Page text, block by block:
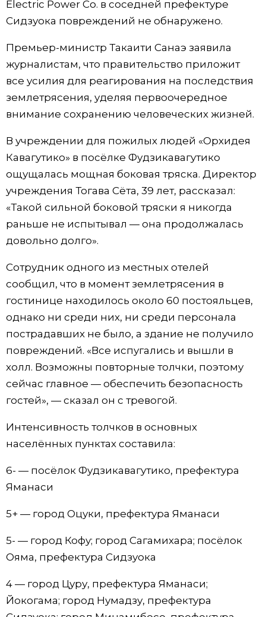
Electric Power Co. в соседней префектуре
Сидзуока повреждений не обнаружено.
Премьер-министр Такаити Санаэ заявила
журналистам, что правительство приложит
все усилия для реагирования на последствия
землетрясения, уделяя первоочередное
внимание сохранению человеческих жизней.
В учреждении для пожилых людей «Орхидея
Кавагутико» в посёлке Фудзикавагутико
ощущалась мощная боковая тряска. Директор
учреждения Тогава Сёта, 39 лет, рассказал:
«Такой сильной боковой тряски я никогда
раньше не испытывал — она продолжалась
довольно долго».
Сотрудник одного из местных отелей
сообщил, что в момент землетрясения в
гостинице находилось около 60 постояльцев,
однако ни среди них, ни среди персонала
пострадавших не было, а здание не получило
повреждений. «Все испугались и вышли в
холл. Возможны повторные толчки, поэтому
сейчас главное — обеспечить безопасность
гостей», — сказал он с тревогой.
Интенсивность толчков в основных
населённых пунктах составила:
6- — посёлок Фудзикавагутико, префектура
Яманаси
5+ — город Оцуки, префектура Яманаси
5- — город Кофу; город Сагамихара; посёлок
Ояма, префектура Сидзуока
4 — город Цуру, префектура Яманаси;
Йокогама; город Нумадзу, префектура